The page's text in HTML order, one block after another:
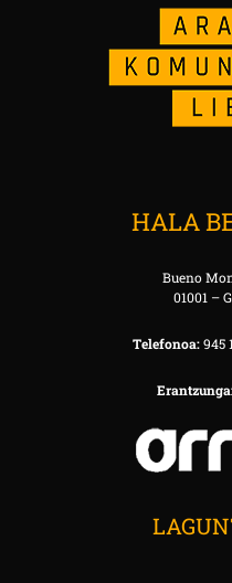
HALA
Bueno
01001 –
Telefonoa:945